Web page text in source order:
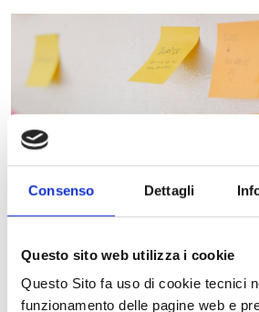
Consenso Dettagli
Questo sito web utilizza i cookie
Questo Sito fa uso di cookie tecnici
funzionamento delle pagine web e
Le check-list appalti rappresentano per